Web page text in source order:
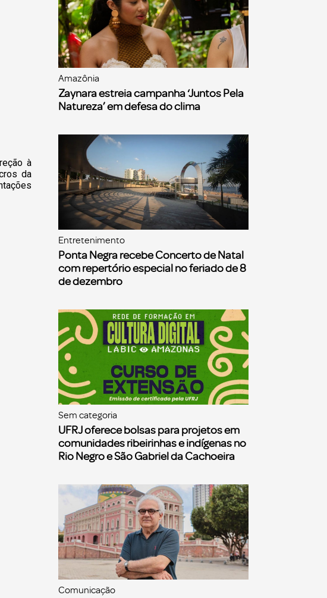
à
da
Amazônia
Zaynara estreia campanha ‘Juntos Pela
Natureza’ em defesa do clima
Entretenimento
Ponta Negra recebe Concerto de Natal
com repertório especial no feriado de 8
de dezembro
Sem categoria
UFRJ oferece bolsas para projetos em
comunidades ribeirinhas e indígenas no
Rio Negro e São Gabriel da Cachoeira
Comunicação